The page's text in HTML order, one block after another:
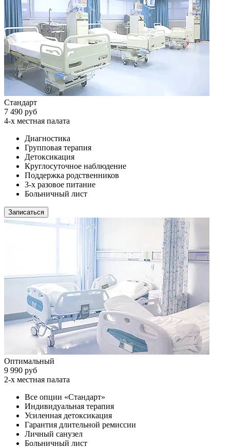
Стандарт
7 490 руб
4-х местная палата
Диагностика
Групповая терапия
Детоксикация
Круглосуточное наблюдение
Поддержка родственников
3-х разовое питание
Больничный лист
Записаться
Оптимальный
9 990 руб
2-х местная палата
Все опции «Стандарт»
Индивидуальная терапия
Усиленная детоксикация
Гарантия длительной ремиссии
Личный санузел
Больничный лист